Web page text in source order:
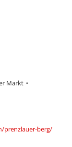
Markt
prenzlauer-berg/